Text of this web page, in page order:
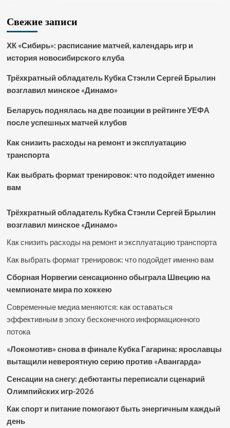
Свежие записи
ХК «Сибирь»: расписание матчей, календарь игр и
история новосибирского клуба
Трёхкратный обладатель Кубка Стэнли Сергей Брылин
возглавил минское «Динамо»
Беларусь поднялась на две позиции в рейтинге УЕФА
после успешных матчей клубов
Как снизить расходы на ремонт и эксплуатацию
транспорта
Как выбрать формат тренировок: что подойдет именно
вам
Трёхкратный обладатель Кубка Стэнли Сергей Брылин
возглавил минское «Динамо»
Как снизить расходы на ремонт и эксплуатацию транспорта
Как выбрать формат тренировок: что подойдет именно вам
Сборная Норвегии сенсационно обыграла Швецию на
чемпионате мира по хоккею
Современные медиа меняются: как оставаться
эффективным в эпоху бесконечного информационного
потока
«Локомотив» снова в финале Кубка Гагарина: ярославцы
вытащили невероятную серию против «Авангарда»
Сенсации на снегу: дебютанты переписали сценарий
Олимпийских игр-2026
Как спорт и питание помогают быть энергичным каждый
день